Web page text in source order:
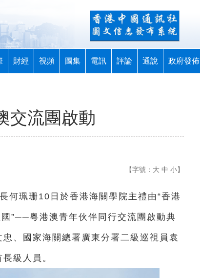
財經 視頻 圖集 電訊 評論 通說 政府發佈
交流團啟動
【字號： 大 中 小】
珮珊10日於香港海關學院主禮由“香港
”──粵港澳青年伙伴同行交流團啟動典
、國家海關總署廣東分署二級巡視員袁
級人員。